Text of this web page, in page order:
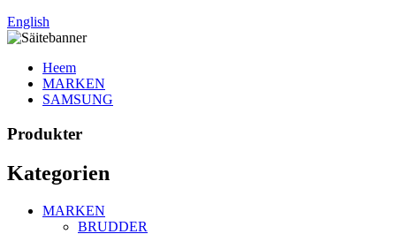
English
Heem
MARKEN
SAMSUNG
Produkter
Kategorien
MARKEN
BRUDDER